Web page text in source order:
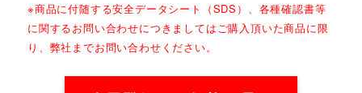
※商品に付随する安全データシート（SDS）、各種確認書等
に関するお問い合わせにつきましてはご購入頂いた商品に限
り、弊社までお問い合わせください。